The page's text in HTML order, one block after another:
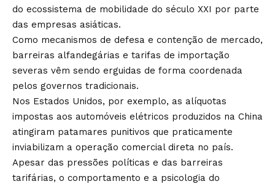
do ecossistema de mobilidade do século XXI por parte
das empresas asiáticas.
Como mecanismos de defesa e contenção de mercado,
barreiras alfandegárias e tarifas de importação
severas vêm sendo erguidas de forma coordenada
pelos governos tradicionais.
Nos Estados Unidos, por exemplo, as alíquotas
impostas aos automóveis elétricos produzidos na China
atingiram patamares punitivos que praticamente
inviabilizam a operação comercial direta no país.
Apesar das pressões políticas e das barreiras
tarifárias, o comportamento e a psicologia do